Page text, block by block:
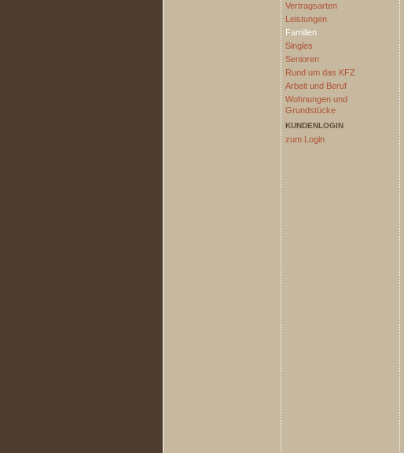
Vertragsarten
Leistungen
Familien
Singles
Senioren
Rund um das KFZ
Arbeit und Beruf
Wohnungen und
Grundstücke
KUNDENLOGIN
zum Login